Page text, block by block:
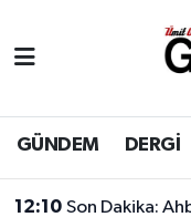
GÜNDEM DERGİ
12:10 Son Dakika:
BİLİM
DERGİ
Eyüpsultan
Eyüpsultan
Süper Lig